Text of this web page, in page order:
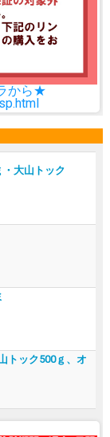
から★
・大山トック
トック500ｇ、オ